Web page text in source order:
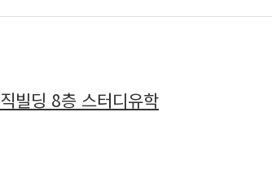
빌딩 8층 스터디유학